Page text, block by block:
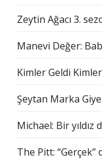
Zeytin Ağacı 3.
Manevi Değer:
Kimler Geldi
Şeytan Marka
Michael: Bir yıldız
The Pitt: